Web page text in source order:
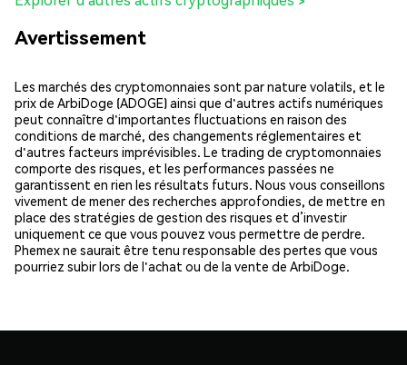
Avertissement
Les marchés des cryptomonnaies sont par nature volatils, et le
prix de ArbiDoge (ADOGE) ainsi que d'autres actifs numériques
peut connaître d'importantes fluctuations en raison des
conditions de marché, des changements réglementaires et
d'autres facteurs imprévisibles. Le trading de cryptomonnaies
comporte des risques, et les performances passées ne
garantissent en rien les résultats futurs. Nous vous conseillons
vivement de mener des recherches approfondies, de mettre en
place des stratégies de gestion des risques et d’investir
uniquement ce que vous pouvez vous permettre de perdre.
Phemex ne saurait être tenu responsable des pertes que vous
pourriez subir lors de l'achat ou de la vente de ArbiDoge.